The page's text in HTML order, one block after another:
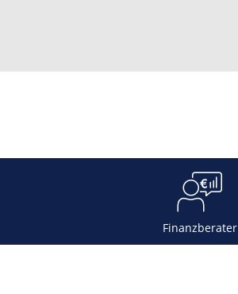
Finanzberater